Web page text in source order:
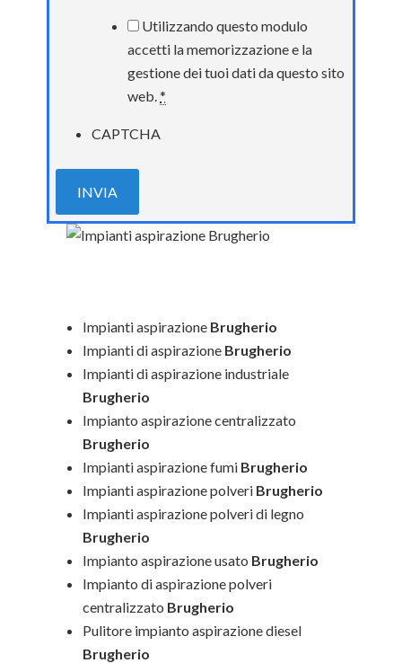
Utilizzando questo modulo
accetti la memorizzazione e la
gestione dei tuoi dati da questo sito
web.*
CAPTCHA
Impianti aspirazione Brugherio
Impianti di aspirazione Brugherio
Impianti di aspirazione industriale
Brugherio
Impianto aspirazione centralizzato
Brugherio
Impianti aspirazione fumi Brugherio
Impianti aspirazione polveri Brugherio
Impianti aspirazione polveri di legno
Brugherio
Impianto aspirazione usato Brugherio
Impianto di aspirazione polveri
centralizzato Brugherio
Pulitore impianto aspirazione diesel
Brugherio